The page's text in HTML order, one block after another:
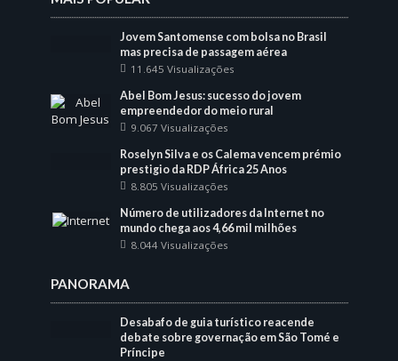
Jovem Santomense com bolsa no Brasil
mas precisa de passagem aérea
11.645 Visualizações
Abel Bom Jesus: sucesso do jovem
empreendedor do meio rural
9.067 Visualizações
Roselyn Silva e os Calema vencem prémio
prestigio da RDP África 25 Anos
8.805 Visualizações
Número de utilizadores da Internet no
mundo chega aos 4,66 mil milhões
8.044 Visualizações
PANORAMA
Desabafo de guia turístico reacende
debate sobre governação em São Tomé e
Príncipe